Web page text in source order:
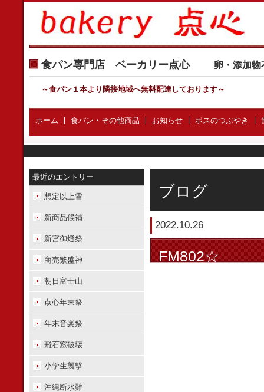
食パン専門店 ベーカリー点心 卵・添加
～食パン１本より隣接地域へ無料配達しております～
ホーム 食パン・その他商品 お知らせ ボスのつぶやき
ブログ
2022.10.26
FM802☆
最近のエントリー
想定以上雪
新商品候補
新宮御燈祭
商売繁盛神
朝日富士山
点心年末祭
年末音楽祭
飛石窓破壊
小学生襲撃
沖縄断水難